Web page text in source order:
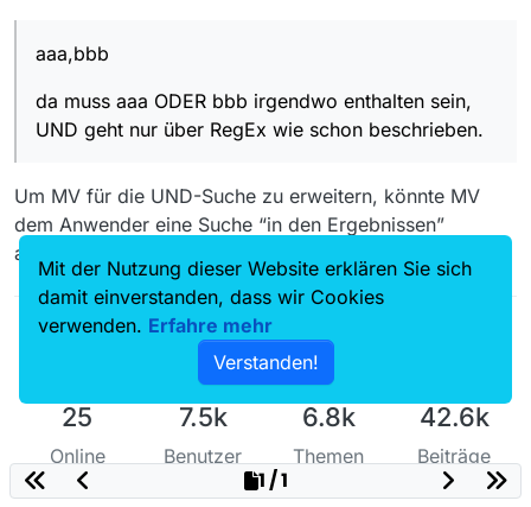
aaa,bbb
da muss aaa ODER bbb irgendwo enthalten sein,
UND geht nur über RegEx wie schon beschrieben.
Um MV für die UND-Suche zu erweitern, könnte MV
dem Anwender eine Suche “in den Ergebnissen”
anbieten oder selbst die Begriffe nacheinander suchen.
25
Online
7.5k
Benutzer
6.8k
Themen
42.6k
Beiträge
1 / 1
Mit der Nutzung dieser Website erklären Sie sich
damit einverstanden, dass wir Cookies
verwenden. Erfahre mehr
Verstanden!